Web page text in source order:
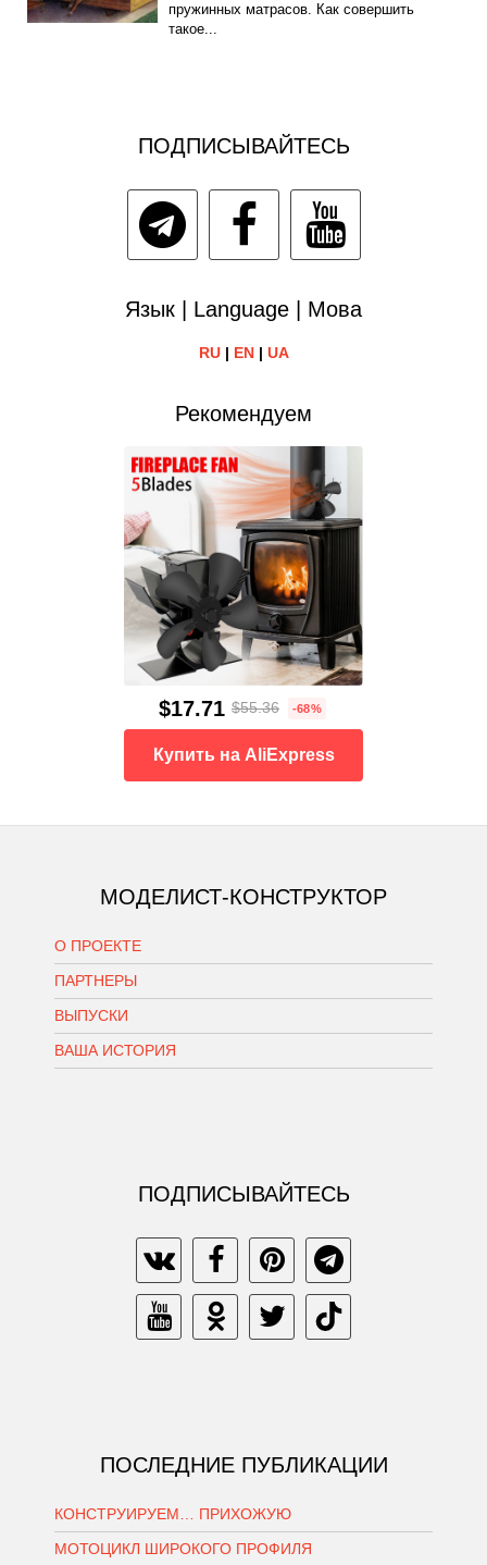
пружинных матрасов. Как совершить
такое...
ПОДПИСЫВАЙТЕСЬ
Язык | Language | Мова
RU| EN| UA
Рекомендуем
$17.71 $55.36 -68%
Купить на AliExpress
МОДЕЛИСТ-КОНСТРУКТОР
О ПРОЕКТЕ
ПАРТНЕРЫ
ВЫПУСКИ
ВАША ИСТОРИЯ
ПОДПИСЫВАЙТЕСЬ
ПОСЛЕДНИЕ ПУБЛИКАЦИИ
КОНСТРУИРУЕМ… ПРИХОЖУЮ
МОТОЦИКЛ ШИРОКОГО ПРОФИЛЯ